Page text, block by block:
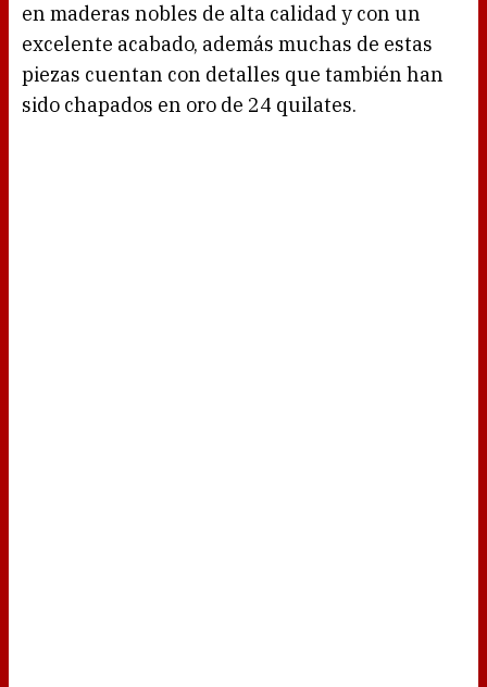
en maderas nobles de alta calidad y con un
excelente acabado, además muchas de estas
piezas cuentan con detalles que también han
sido chapados en oro de 24 quilates.